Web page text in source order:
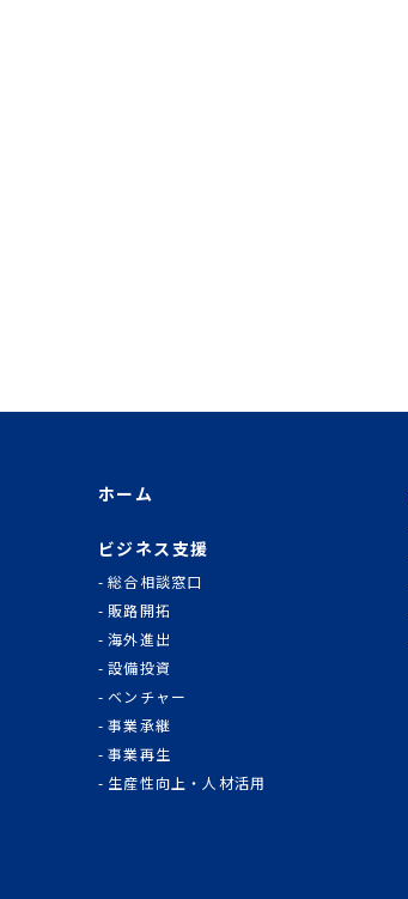
ホーム
ビジネス支援
総合相談窓口
販路開拓
海外進出
設備投資
ベンチャー
事業承継
事業再生
生産性向上・人材活用